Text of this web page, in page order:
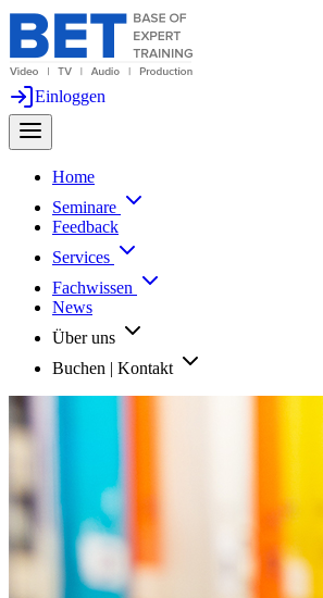
Einloggen
Home
Seminare
Feedback
Services
Fachwissen
News
Über uns
Buchen | Kontakt